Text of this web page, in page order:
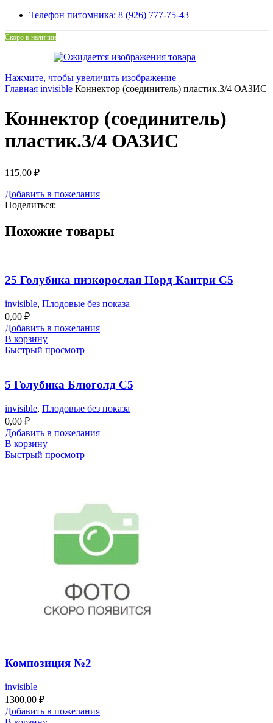
Телефон питомника: 8 (926) 777-75-43
Скоро в наличии
Нажмите, чтобы увеличить изображение
Главная invisible Коннектор (соединитель) пластик.3/4 ОАЗИС
Коннектор (соединитель)
пластик.3/4 ОАЗИС
115,00 ₽
Добавить в пожелания
Поделиться:
Похожие товары
25 Голубика низкорослая Норд Кантри С5
invisible, Плодовые без показа
0,00 ₽
Добавить в пожелания
В корзину
Быстрый просмотр
5 Голубика Блюголд С5
invisible, Плодовые без показа
0,00 ₽
Добавить в пожелания
В корзину
Быстрый просмотр
Композиция №2
invisible
1300,00 ₽
Добавить в пожелания